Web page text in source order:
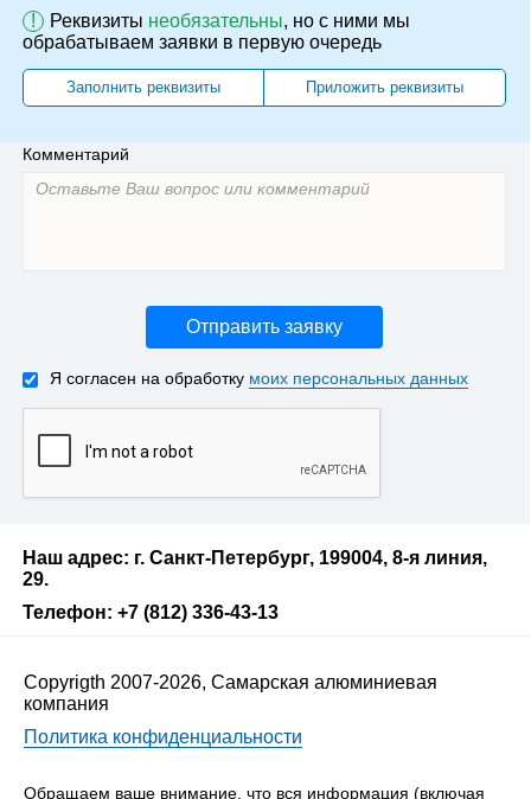
! Реквизиты необязательны, но с ними мы
обрабатываем заявки в первую очередь
Заполнить реквизиты Приложить реквизиты
Комментарий
Отправить заявку
Я согласен на обработку моих персональных данных
Наш адрес: г. Санкт-Петербург, 199004, 8-я линия,
29.
Телефон: +7 (812) 336-43-13
Copyrigth 2007-2026, Самарская алюминиевая
компания
Политика конфиденциальности
Обращаем ваше внимание, что вся информация (включая